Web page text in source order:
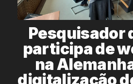
Pesquisador
participa de
na
digitalização